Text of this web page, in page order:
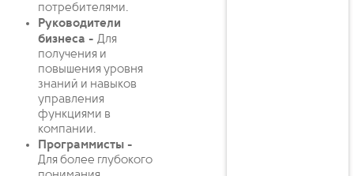
потребителями.
Руководители
бизнеса - Для
получения и
повышения уровня
знаний и навыков
управления
функциями в
компании.
Программисты -
Для более глубокого